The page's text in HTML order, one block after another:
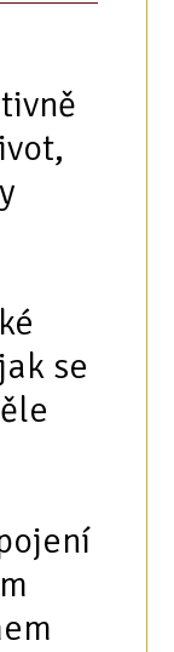
se